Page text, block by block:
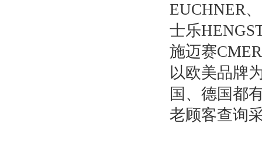
EUCHNER
士乐
施迈赛
以欧美品牌
国、德国都
老顾客查询